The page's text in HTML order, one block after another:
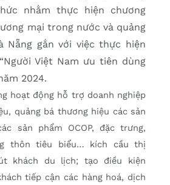
nhằm thực hiện chương
mại trong nước và quảng
Nẵng gắn với việc thực hiện
Việt Nam ưu tiên dùng
2024.
hoạt động hỗ trợ doanh nghiệp
quảng bá thương hiệu các sản
sản phẩm OCOP, đặc trưng,
thôn tiêu biểu… kích cầu thị
khách du lịch; tạo điều kiện
tiếp cận các hàng hoá, dịch